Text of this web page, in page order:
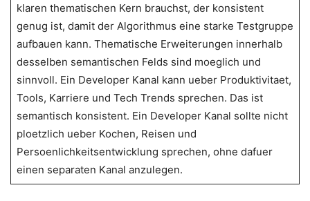
klaren thematischen Kern brauchst, der konsistent
genug ist, damit der Algorithmus eine starke Testgruppe
aufbauen kann. Thematische Erweiterungen innerhalb
desselben semantischen Felds sind moeglich und
sinnvoll. Ein Developer Kanal kann ueber Produktivitaet,
Tools, Karriere und Tech Trends sprechen. Das ist
semantisch konsistent. Ein Developer Kanal sollte nicht
ploetzlich ueber Kochen, Reisen und
Persoenlichkeitsentwicklung sprechen, ohne dafuer
einen separaten Kanal anzulegen.